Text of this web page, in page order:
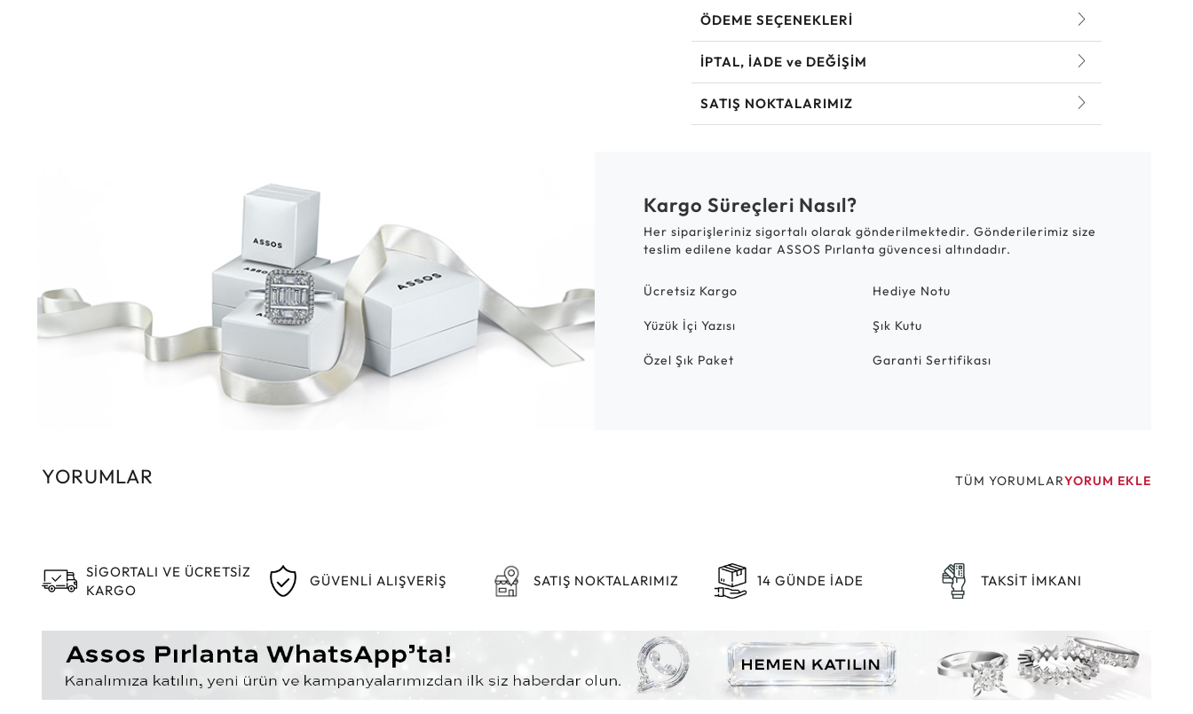
ÖDEME SEÇENEKLERİ
İPTAL, İADE ve DEĞİŞİM
SATIŞ NOKTALARIMIZ
Kargo Süreçleri Nasıl?
Her siparişleriniz sigortalı olarak gönderilmektedir. Gönderilerimiz size
teslim edilene kadar ASSOS Pırlanta güvencesi altındadır.
Ücretsiz Kargo Hediye Notu
Yüzük İçi Yazısı Şık Kutu
Özel Şık Paket Garanti Sertifikası
YORUMLAR TÜM YORUMLARYORUM EKLE
SİGORTALI VE ÜCRETSİZ
KARGO
GÜVENLİ ALIŞVERİŞ SATIŞ NOKTALARIMIZ 14 GÜNDE İADE TAKSİT İMKANI